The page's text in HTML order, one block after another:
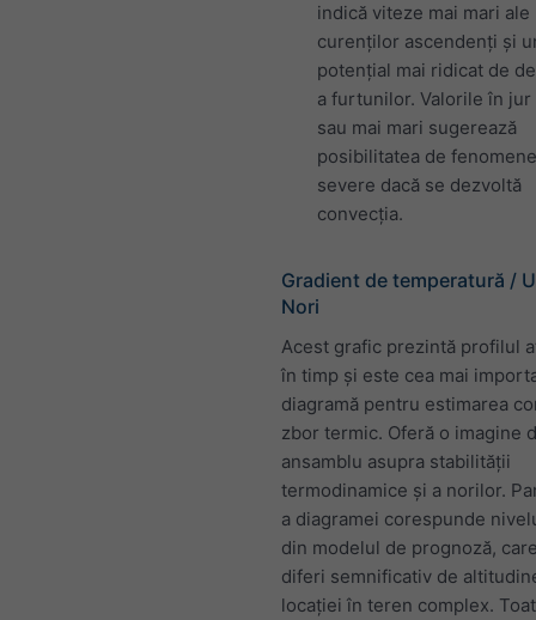
indică viteze mai mari ale
curenților ascendenți și
potențial mai ridicat de
a furtunilor. Valorile în jur
sau mai mari sugerează
posibilitatea de
severe dacă se dezvoltă
convecția.
Gradient de temperatură /
Nori
Acest grafic prezintă profilul
în timp și este cea mai
diagramă pentru estimarea
zbor termic. Oferă o imagine
ansamblu asupra stabilității
termodinamice și a norilor.
a diagramei corespunde
din modelul de prognoză,
diferi semnificativ de
locației în teren complex.